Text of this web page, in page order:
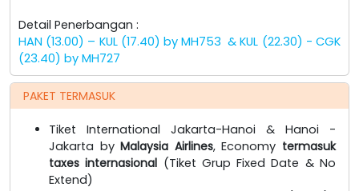
Detail Penerbangan :
HAN (13.00) – KUL (17.40) by MH753 & KUL (22.30) - CGK
(23.40) by MH727
PAKET TERMASUK
Tiket International Jakarta-Hanoi & Hanoi -
Jakarta byMalaysia Airlines, Economy termasuk
taxes internasional (Tiket Grup Fixed Date & No
Extend)